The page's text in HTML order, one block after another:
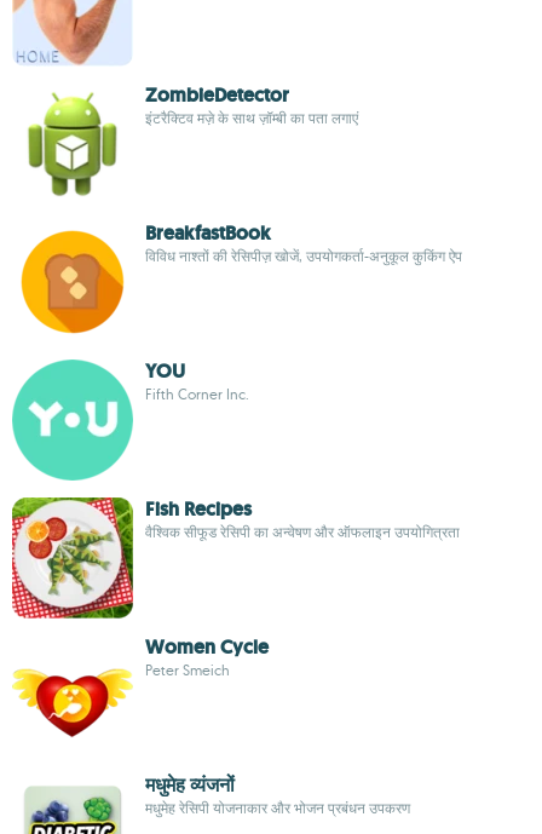
ZombieDetector
इंटरैक्टिव मज़े के साथ ज़ॉम्बी का पता लगाएं
BreakfastBook
विविध नाश्तों की रेसिपीज़ खोजें, उपयोगकर्ता-अनुकूल कुकिंग ऐप
YOU
Fifth Corner Inc.
Fish Recipes
वैश्विक सीफूड रेसिपी का अन्वेषण और ऑफलाइन उपयोगित्रता
Women Cycle
Peter Smeich
मधुमेह व्यंजनों
मधुमेह रेसिपी योजनाकार और भोजन प्रबंधन उपकरण